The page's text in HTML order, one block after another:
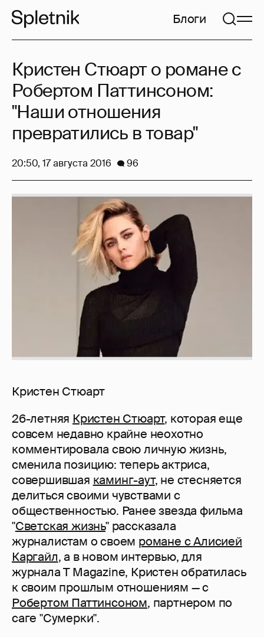
Блоги
Кристен Стюарт
26-летняя Кристен Стюарт, которая еще
совсем недавно крайне неохотно
комментировала свою личную жизнь,
сменила позицию: теперь актриса,
совершившая каминг-аут, не стесняется
делиться своими чувствами с
общественностью. Ранее звезда фильма
"Светская жизнь" рассказала
журналистам о своем романе с Алисией
Каргайл, а в новом интервью, для
журнала T Magazine, Кристен обратилась
к своим прошлым отношениям — с
Робертом Паттинсоном, партнером по
саге "Сумерки".
Кристен Стюарт о романе с
Робертом Паттинсоном:
"Наши отношения
превратились в товар"
20:50, 17 августа 2016 96